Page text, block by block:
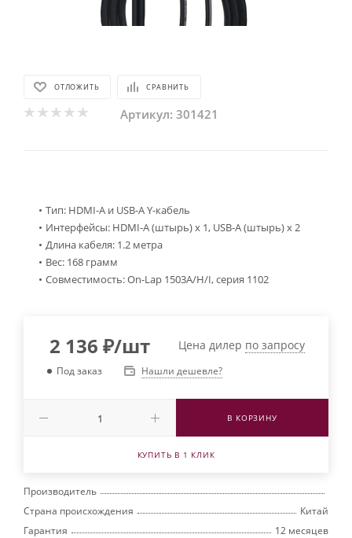
ОТЛОЖИТЬ СРАВНИТЬ
Артикул: 301421
Тип: HDMI-A и USB-A Y-кабель
Интерфейсы: HDMI-A (штырь) х 1, USB-A (штырь) х 2
Длина кабеля: 1.2 метра
Вес: 168 грамм
Совместимость: On-Lap 1503A/H/I, серия 1102
2 136 ₽/шт Цена дилер по запросу
Под заказ Нашли дешевле?
В КОРЗИНУ
КУПИТЬ В 1 КЛИК
Производитель
Страна происхождения
Китай
Гарантия
12 месяцев